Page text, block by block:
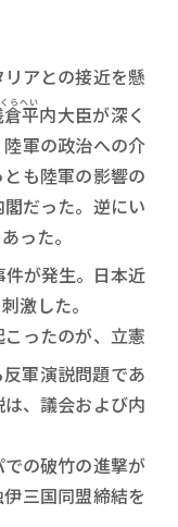
アとの接近を懸
平
らへい 内大臣が深く
軍の政治への介
も陸軍の影響の
だった。逆にい
った。
件が発生。日本近
激した。
ったのが、立憲
反軍演説問題であ
、議会および内
の破竹の進撃が
三国同盟締結を